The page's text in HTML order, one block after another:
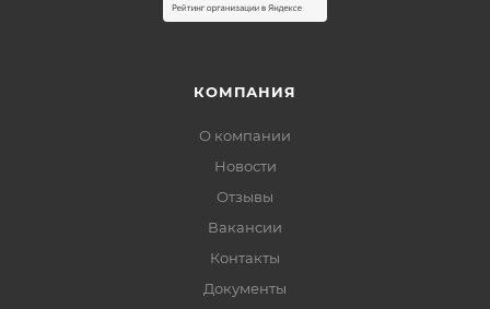
КОМПАНИЯ
О компании
Новости
Отзывы
Вакансии
Контакты
Документы